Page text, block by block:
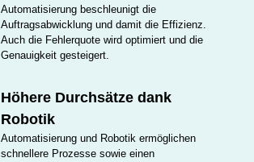
Automatisierung beschleunigt die
Auftragsabwicklung und damit die Effizienz.
Auch die Fehlerquote wird optimiert und die
Genauigkeit gesteigert.
Höhere Durchsätze dank
Robotik
Automatisierung und Robotik ermöglichen
schnellere Prozesse sowie einen